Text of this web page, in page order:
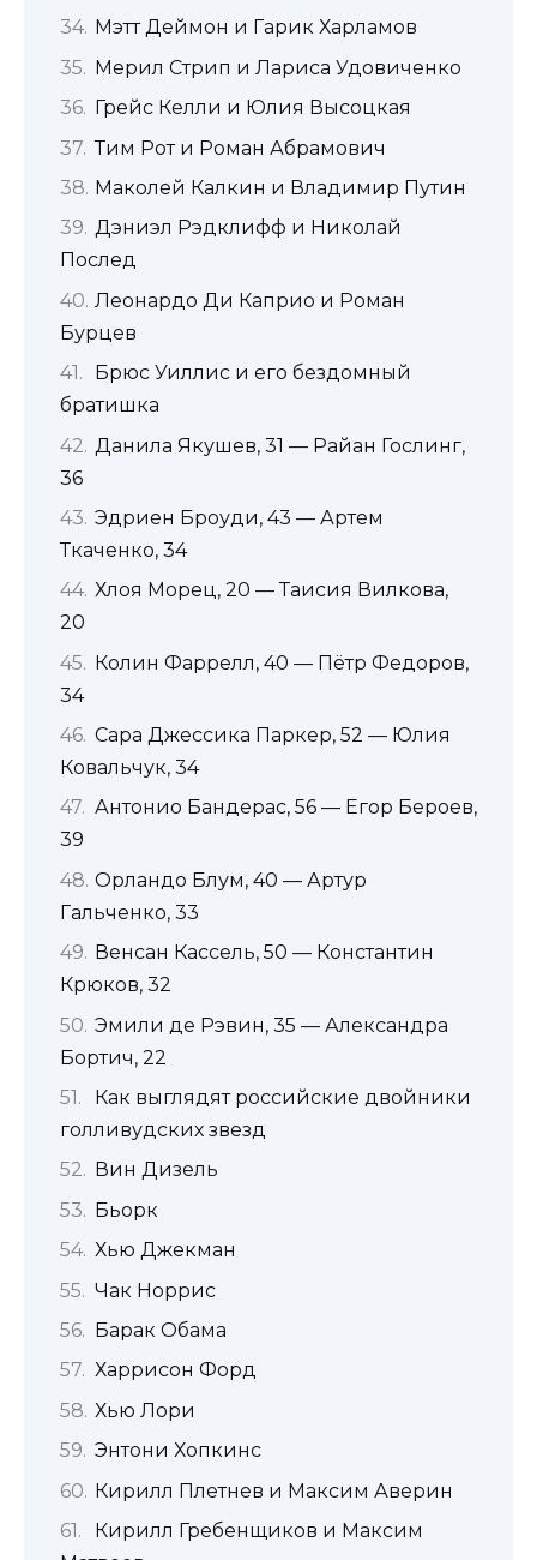
Мэтт Деймон и Гарик Харламов
Мерил Стрип и Лариса Удовиченко
Грейс Келли и Юлия Высоцкая
Тим Рот и Роман Абрамович
Маколей Калкин и Владимир Путин
Дэниэл Рэдклифф и Николай
Послед
Леонардо Ди Каприо и Роман
Бурцев
Брюс Уиллис и его бездомный
братишка
Данила Якушев, 31 — Райан Гослинг,
36
Эдриен Броуди, 43 — Артем
Ткаченко, 34
Хлоя Морец, 20 — Таисия Вилкова,
20
Колин Фаррелл, 40 — Пётр Федоров,
34
Сара Джессика Паркер, 52 — Юлия
Ковальчук, 34
Антонио Бандерас, 56 — Егор Бероев,
39
Орландо Блум, 40 — Артур
Гальченко, 33
Венсан Кассель, 50 — Константин
Крюков, 32
Эмили де Рэвин, 35 — Александра
Бортич, 22
Как выглядят российские двойники
голливудских звезд
Вин Дизель
Бьорк
Хью Джекман
Чак Норрис
Барак Обама
Харрисон Форд
Хью Лори
Энтони Хопкинс
Кирилл Плетнев и Максим Аверин
Кирилл Гребенщиков и Максим